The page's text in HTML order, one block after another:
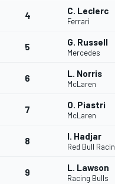
4 C. Leclerc
Ferrari
5 G. Russell
Mercedes
6 L. Norris
McLaren
7 O. Piastri
McLaren
8 I. Hadjar
Red Bull
9 L. Lawson
Racing Bulls